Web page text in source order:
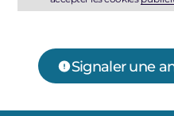
Signaler une